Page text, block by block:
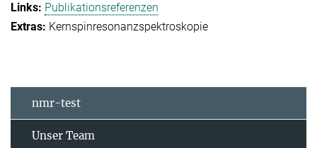
Publikationsreferenzen
Kernspinresonanzspektroskopie
nmr-test
Unser Team